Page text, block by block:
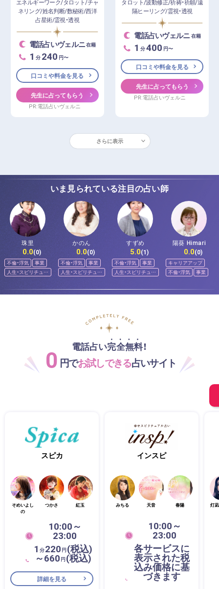
エネルギーワーク/タロット/チャ
ネリング/姓名判断/数秘術/西洋
占星術/霊視・透視
電話占いヴェルニ在籍
1 分 240 円〜
口コミや料金を見る
先生に占ってもらう
PR:電話占いヴェルニ
タロット/波動修正/祈祷・祈願/遠
隔ヒーリング/霊視・透視
電話占いヴェルニ 在籍
1 分400 円〜
口コミや料金を見る
先生に占ってもらう
PR:電話占いヴェルニ
さらに表示
いま見られている注目の占い師
珠里
0.0(0)
不倫・浮気
事業
人生・スピリチュア
ル
かのん
0.0(0)
不倫・浮気
事業
人生・スピリチュア
ル
すずめ
5.0(1)
不倫・浮気
事業
人生・スピリチュア
ル
陽葵 Himari
0.0(0)
キャリアアップ
不倫・浮気
事業
電話占い完全無料！
0 円でお試しできる占いサイト
スピカ
そめいよし
の
つかさ 紅玉
10:00～
23:00
1 分220 円(税込)
～660 円(税込)
詳細を見る
インスピ
みちる 天音 春陽
10:00～
23:00
各サービスに
表示された税
込み価格に基
づきます
灯